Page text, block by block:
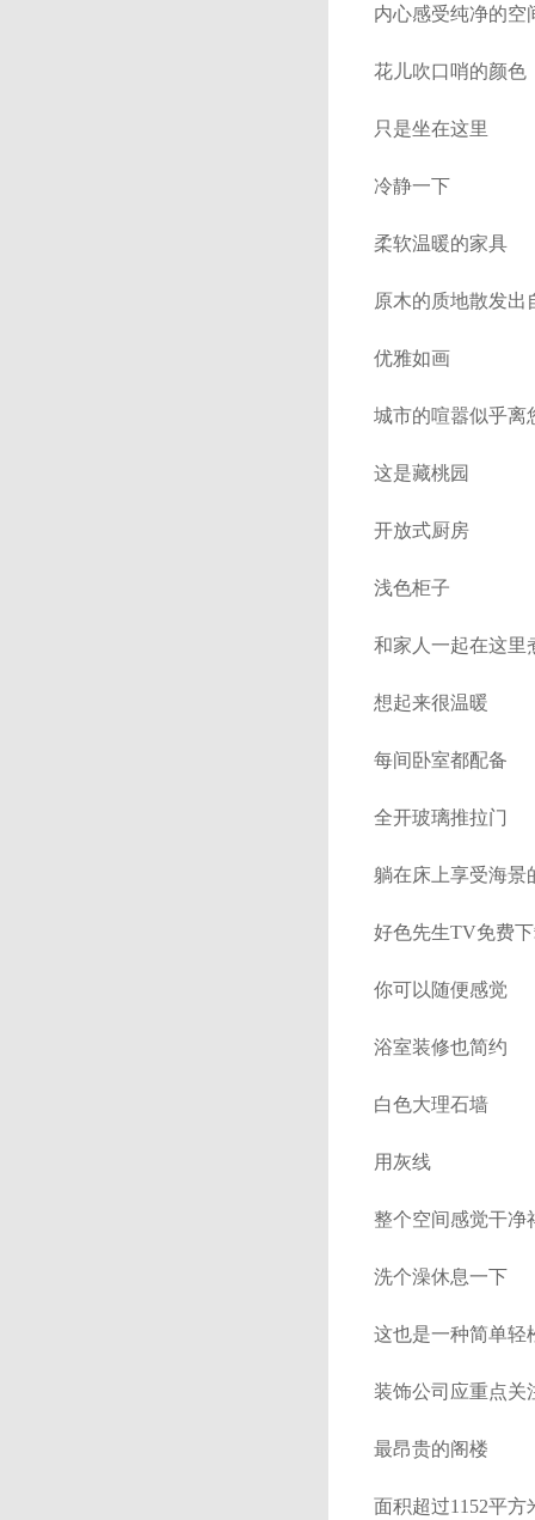
内心感受纯净的空
花儿吹口哨的颜色
只是坐在这里
冷静一下
柔软温暖的家具
原木的质地散发出
优雅如画
城市的喧嚣似乎离
这是藏桃园
开放式厨房
浅色柜子
和家人一起在这里
想起来很温暖
每间卧室都配备
全开玻璃推拉门
躺在床上享受海景
好色先生TV免费
你可以随便感觉
浴室装修也简约
白色大理石墙
用灰线
整个空间感觉干净
洗个澡休息一下
这也是一种简单轻
装饰公司应重点关
最昂贵的阁楼
面积超过1152平方